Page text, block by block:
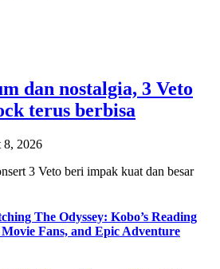
dan nostalgia, 3 Veto
terus berbisa
8, 2026
3 Veto beri impak kuat dan besar
The Odyssey: Kobo’s Reading
Fans, and Epic Adventure